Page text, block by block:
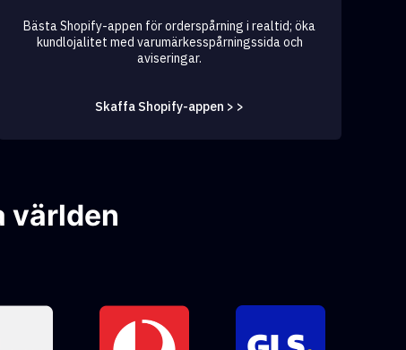
Bästa Shopify-appen för orderspårning i realtid; öka
kundlojalitet med varumärkesspårningssida och
aviseringar.
Skaffa Shopify-appen > >
världen